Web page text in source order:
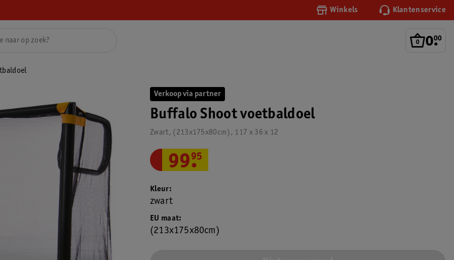
Winkels Klantenservice
0.
00
Verkoop via partner
Buffalo Shoot voetbaldoel
Zwart, (213x175x80cm), 117 x 36 x 12
99.
95
EU maat
(213x175x80cm)
Kleur
zwart